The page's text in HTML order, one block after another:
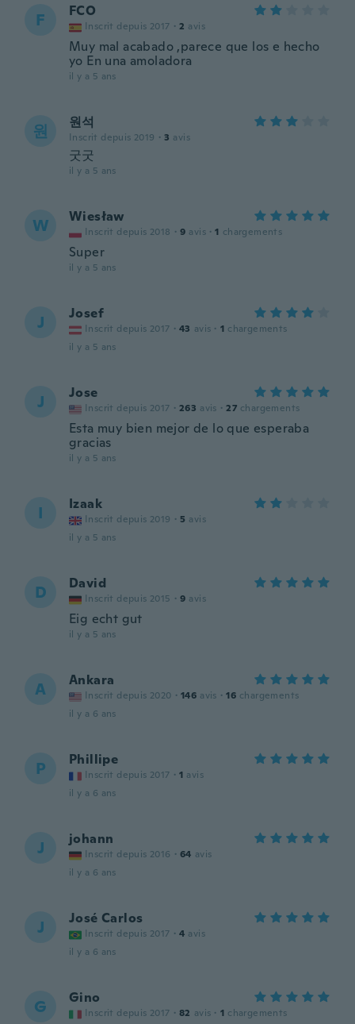
F FCO
Inscrit depuis 2017 · 2 avis
Muy mal acabado ,parece que los e hecho
yo En una amoladora
il y a 5 ans
원 원석
Inscrit depuis 2019 · 3 avis
굿굿
il y a 5 ans
W Wiesław
Inscrit depuis 2018 · 9 avis · 1 chargements
Super
il y a 5 ans
J Josef
Inscrit depuis 2017 · 43 avis · 1 chargements
il y a 5 ans
J Jose
Inscrit depuis 2017 · 263 avis · 27 chargements
Esta muy bien mejor de lo que esperaba
gracias
il y a 5 ans
I Izaak
Inscrit depuis 2019 · 5 avis
il y a 5 ans
D David
Inscrit depuis 2015 · 9 avis
Eig echt gut
il y a 5 ans
A Ankara
Inscrit depuis 2020 · 146 avis · 16 chargements
il y a 6 ans
P Phillipe
Inscrit depuis 2017 · 1 avis
il y a 6 ans
J johann
Inscrit depuis 2016 · 64 avis
il y a 6 ans
J José Carlos
Inscrit depuis 2017 · 4 avis
il y a 6 ans
G Gino
Inscrit depuis 2017 · 82 avis · 1 chargements